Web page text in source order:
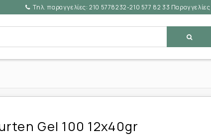
Τηλ. παραγγελίες:210 5778232-210 577 82 33
Gel 100 12x40gr